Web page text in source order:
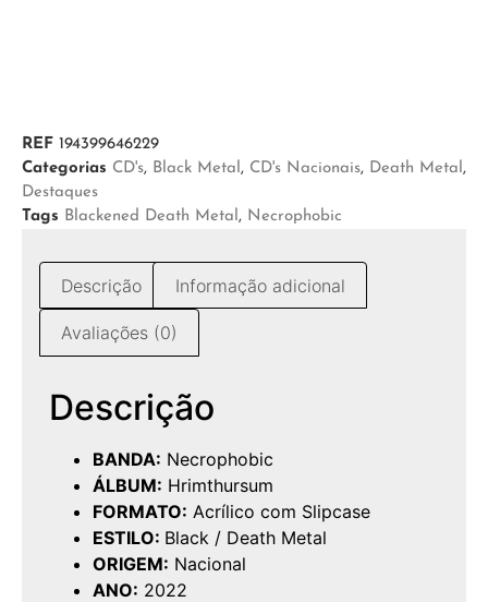
REF 194399646229
Categorias CD's, Black Metal , CD's Nacionais, Death Metal ,
Destaques
Tags Blackened Death Metal , Necrophobic
Descrição Informação adicional
Avaliações (0)
Descrição
BANDA: Necrophobic
ÁLBUM: Hrimthursum
FORMATO: Acrílico com Slipcase
ESTILO: Black / Death Metal
ORIGEM: Nacional
ANO: 2022